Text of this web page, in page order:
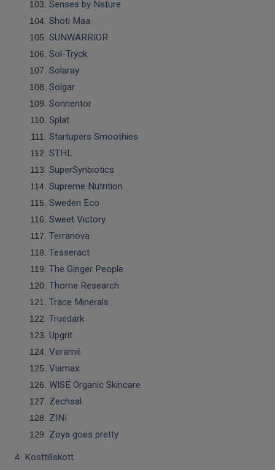
Senses by Nature
Shoti Maa
SUNWARRIOR
Sol-Tryck
Solaray
Solgar
Sonnentor
Splat
Startupers Smoothies
STHL
SuperSynbiotics
Supreme Nutrition
Sweden Eco
Sweet Victory
Terranova
Tesseract
The Ginger People
Thorne Research
Trace Minerals
Truedark
Upgrit
Veramé
Viamax
WISE Organic Skincare
Zechsal
ZINI
Zoya goes pretty
Kosttillskott